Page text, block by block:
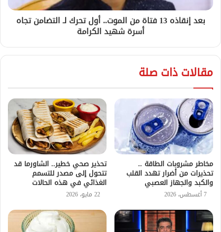
بعد إنقاذه 13 فتاة من الموت.. أول تحرك لـ التضامن تجاه
أسرة شهيد الكرامة
مقالات ذات صلة
مخاطر مشروبات الطاقة ..
تحذيرات من أضرار تهدد القلب
والكبد والجهاز العصبي
7 أغسطس، 2026
تحذير صحي خطير.. الشاورما قد
تتحول إلى مصدر للتسمم
الغذائي في هذه الحالات
22 مايو، 2026